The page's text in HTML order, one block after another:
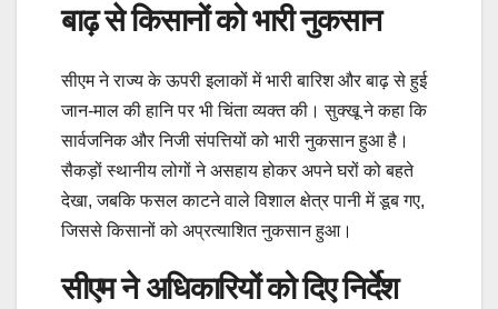
बाढ़ से किसानों को भारी नुकसान
सीएम ने राज्य के ऊपरी इलाकों में भारी बारिश और बाढ़ से हुई
जान-माल की हानि पर भी चिंता व्यक्त की। सुक्खू ने कहा कि
सार्वजनिक और निजी संपत्तियों को भारी नुकसान हुआ है।
सैकड़ों स्थानीय लोगों ने असहाय होकर अपने घरों को बहते
देखा, जबकि फसल काटने वाले विशाल क्षेत्र पानी में डूब गए,
जिससे किसानों को अप्रत्याशित नुकसान हुआ।
सीएम ने अधिकारियों को दिए निर्देश